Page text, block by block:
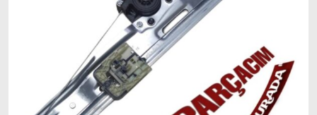
Modeller
Doblo
2022